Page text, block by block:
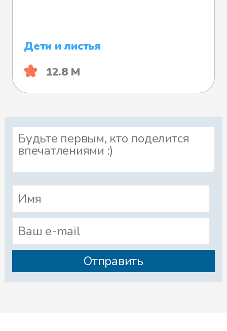
Дети и листья
12.8 М